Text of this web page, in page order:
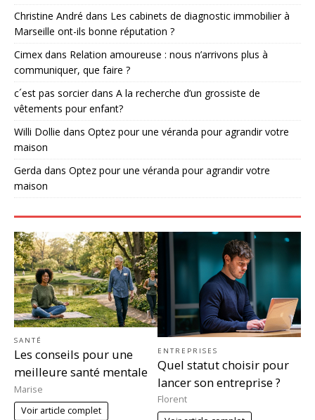
Christine André dans Les cabinets de diagnostic immobilier à
Marseille ont-ils bonne réputation ?
Cimex dans Relation amoureuse : nous n’arrivons plus à
communiquer, que faire ?
c´est pas sorcierdans A la recherche d’un grossiste de
vêtements pour enfant?
Willi Dollie dans Optez pour une véranda pour agrandir votre
maison
Gerda dans Optez pour une véranda pour agrandir votre
maison
SANTÉ
Les conseils pour une
meilleure santé mentale
Marise
Voir article complet
ENTREPRISES
Quel statut choisir pour
lancer son entreprise ?
Florent